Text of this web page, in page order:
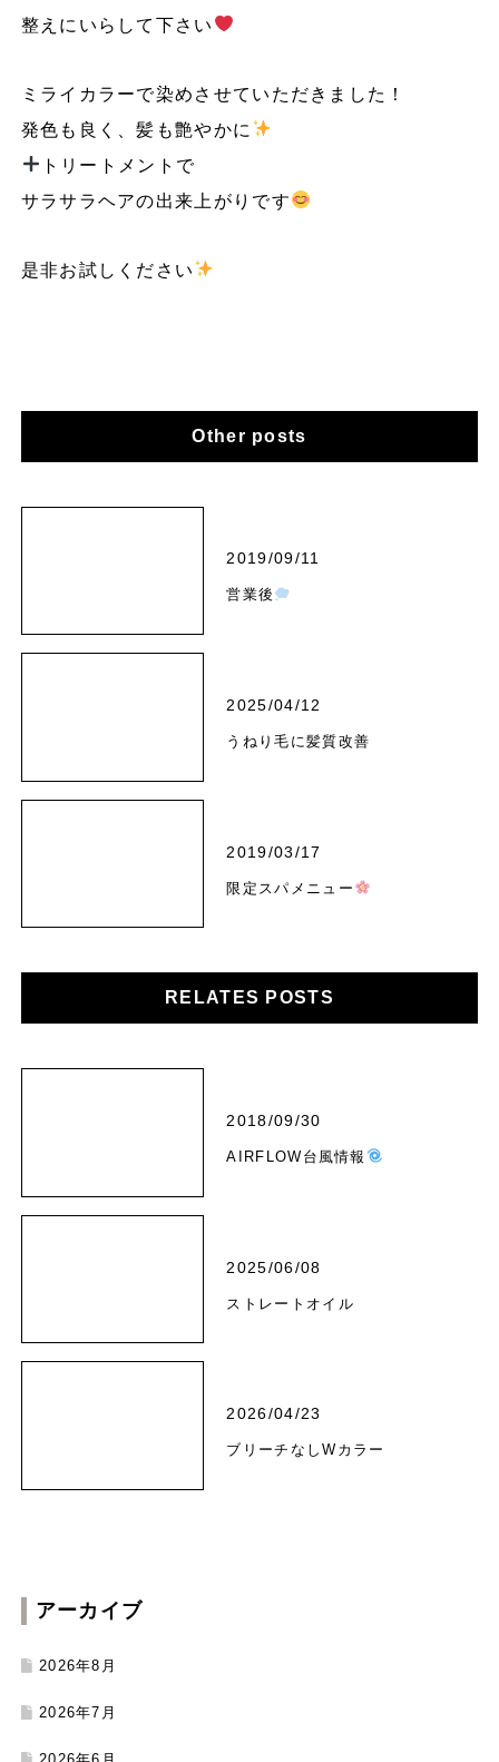
整えにいらして下さい
ミライカラーで染めさせていただきました！
発色も良く、髪も艶やかに
トリートメントで
サラサラヘアの出来上がりです
是非お試しください
Other posts
2019/09/11
営業後
2025/04/12
うねり毛に髪質改善
2019/03/17
限定スパメニュー
RELATES POSTS
2018/09/30
AIRFLOW台風情報
2025/06/08
ストレートオイル
2026/04/23
ブリーチなしWカラー
アーカイブ
2026年8月
2026年7月